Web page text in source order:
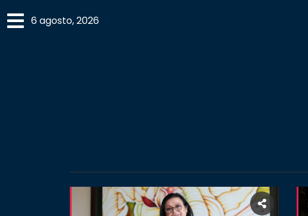
× 6 agosto, 2026